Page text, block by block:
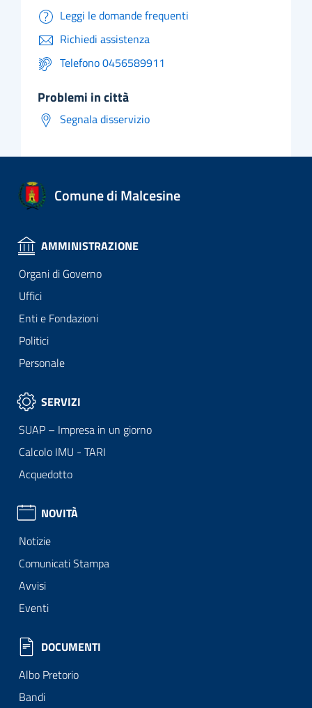
Leggi le domande frequenti
Richiedi assistenza
Telefono 0456589911
problemi in città
Segnala disservizio
Comune di Malcesine
AMMINISTRAZIONE
Organi di Governo
Uffici
Enti e Fondazioni
Politici
Personale
SERVIZI
SUAP – Impresa in un giorno
Calcolo IMU - TARI
Acquedotto
NOVITÀ
Notizie
Comunicati Stampa
Avvisi
Eventi
DOCUMENTI
Albo Pretorio
Bandi